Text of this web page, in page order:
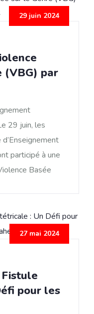
29 juin 2024
(VBG) par
29 juin, les
participé à une
Basée
27 mai 2024
pour les